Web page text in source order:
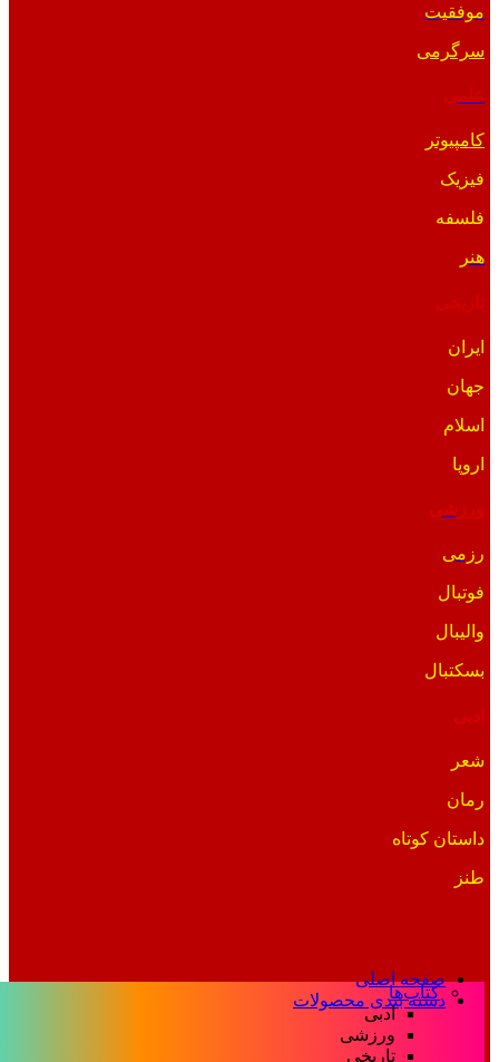
موفقیت
سرگرمی
کامپیوتر
فیزیک
فلسفه
هنر
ایران
جهان
اسلام
اروپا
ورزشی
رزمی
فوتبال
والیبال
بسکتبال
ادبی
شعر
رمان
داستان کوتاه
طنز
صفحه اصلی
دسته بندی محصولات
کتاب‌ها
ادبی
ورزشی
تاریخی